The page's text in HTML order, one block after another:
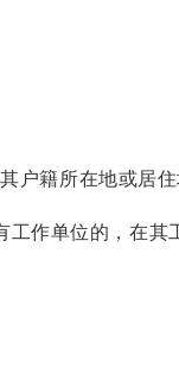
籍所在地或居住
作单位的，在其